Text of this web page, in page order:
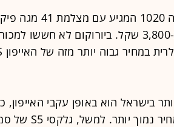
למשל, דגם לומיה
השנה שעברה ב-3,800 שקל. ביורוקום לא
בישראל הוא באופן עקבי